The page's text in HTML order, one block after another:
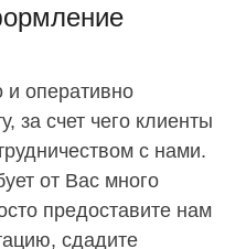
и оперативно
за счет чего клиенты
с нами.
от Вас много
предоставите нам
сдадите